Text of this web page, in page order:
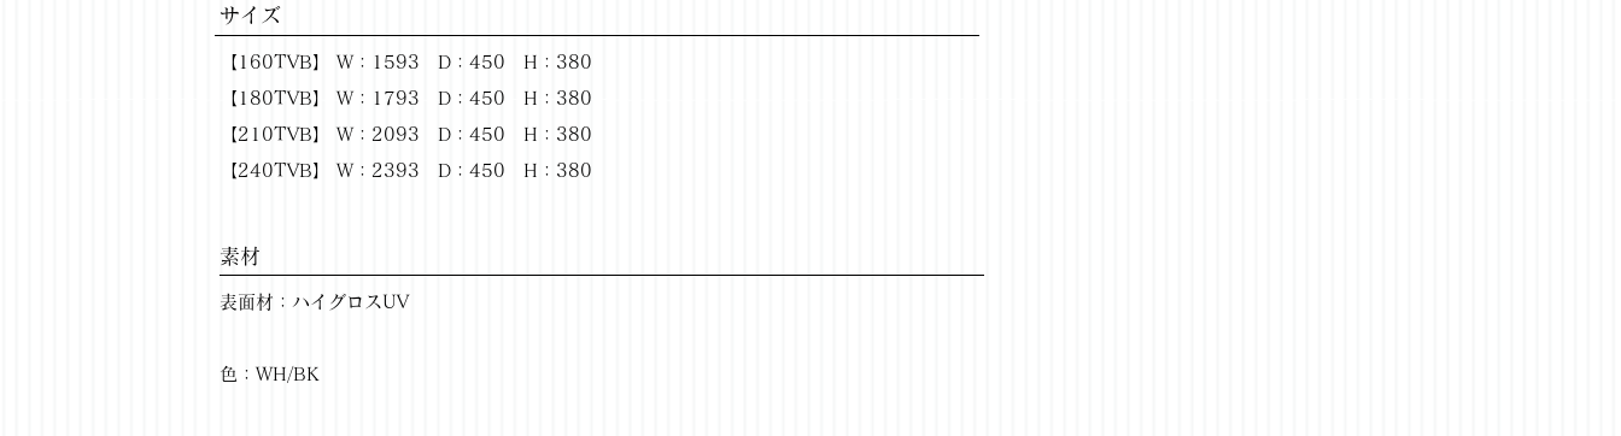
サイズ
【160TVB】 W：1593 D：450 H：380
【180TVB】 W：1793 D：450 H：380
【210TVB】 W：2093 D：450 H：380
【240TVB】 W：2393 D：450 H：380
​素材
表面材：ハイグロスUV
色：WH/BK